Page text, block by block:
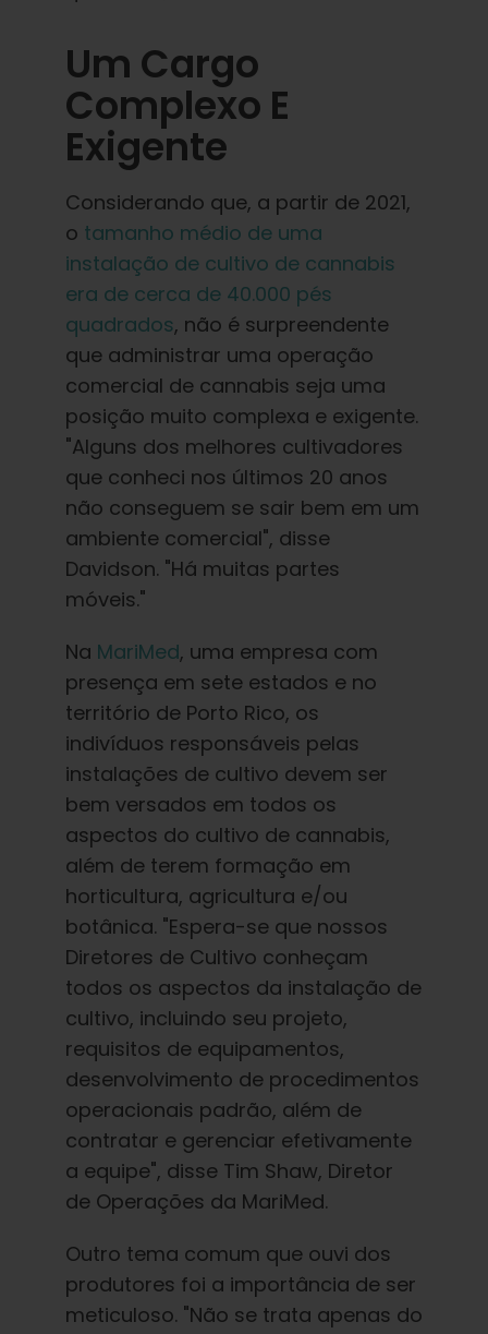
Um Cargo
Complexo E
Exigente
Considerando que, a partir de 2021,
o tamanho médio de uma
instalação de cultivo de cannabis
era de cerca de 40.000 pés
quadrados, não é surpreendente
que administrar uma operação
comercial de cannabis seja uma
posição muito complexa e exigente.
"Alguns dos melhores cultivadores
que conheci nos últimos 20 anos
não conseguem se sair bem em um
ambiente comercial", disse
Davidson. "Há muitas partes
móveis."
Na MariMed, uma empresa com
presença em sete estados e no
território de Porto Rico, os
indivíduos responsáveis pelas
instalações de cultivo devem ser
bem versados em todos os
aspectos do cultivo de cannabis,
além de terem formação em
horticultura, agricultura e/ou
botânica. "Espera-se que nossos
Diretores de Cultivo conheçam
todos os aspectos da instalação de
cultivo, incluindo seu projeto,
requisitos de equipamentos,
desenvolvimento de procedimentos
operacionais padrão, além de
contratar e gerenciar efetivamente
a equipe", disse Tim Shaw, Diretor
de Operações da MariMed.
Outro tema comum que ouvi dos
produtores foi a importância de ser
meticuloso. "Não se trata apenas do